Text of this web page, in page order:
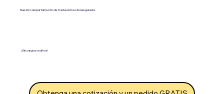
Nuestro departamento de traducción está asegurado.
¡Sin cargos ocultos!